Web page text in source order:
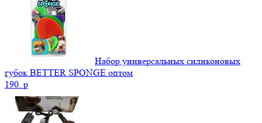
Набор универсальных силиконовых
губок BETTER SPONGE оптом
190. p